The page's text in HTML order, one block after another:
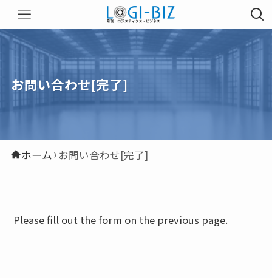
お問い合わせ[完了]
ホーム お問い合わせ[完了]
Please fill out the form on the previous page.